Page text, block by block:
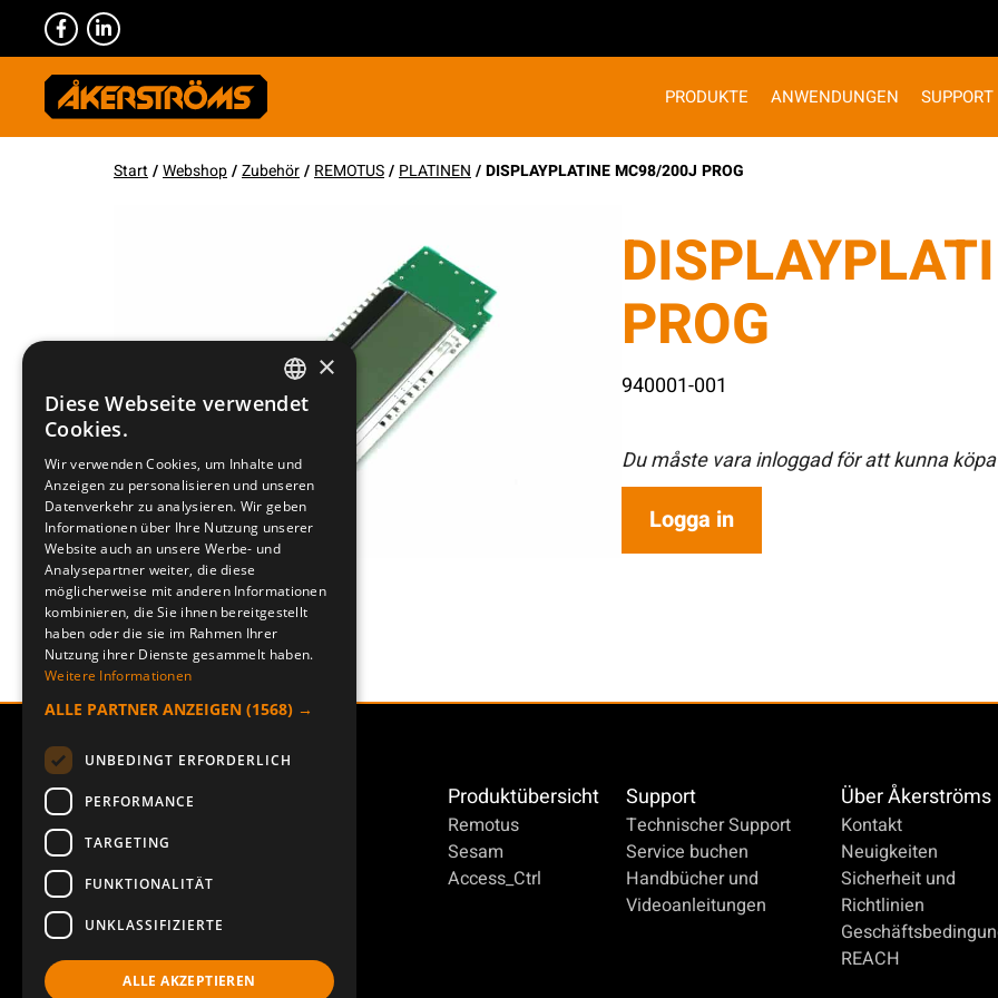
PRODUKTE ANWENDUNGEN SUPPORT
Start /Webshop/Zubehör/ REMOTUS/ PLATINEN / DISPLAYPLATINE MC98/200J PROG
PROG
940001-001
Du måste vara inloggad för att kunna
Logga in
Produktübersicht
Remotus
Sesam
Access_Ctrl
Support
Technischer Support
Service buchen
Handbücher und
Videoanleitungen
Über Åkerströms
Kontakt
Neuigkeiten
Sicherheit und
Richtlinien
REACH
SWEDISH
DEUTSCH
×
Diese Webseite verwendet
Cookies.
Wir verwenden Cookies, um Inhalte und
Anzeigen zu personalisieren und unseren
Datenverkehr zu analysieren. Wir geben
Informationen über Ihre Nutzung unserer
Website auch an unsere Werbe- und
Analysepartner weiter, die diese
möglicherweise mit anderen Informationen
kombinieren, die Sie ihnen bereitgestellt
haben oder die sie im Rahmen Ihrer
Nutzung ihrer Dienste gesammelt haben.
Weitere Informationen
ALLE PARTNER ANZEIGEN (1568) →
UNBEDINGT ERFORDERLICH
PERFORMANCE
TARGETING
FUNKTIONALITÄT
UNKLASSIFIZIERTE
ALLE AKZEPTIEREN